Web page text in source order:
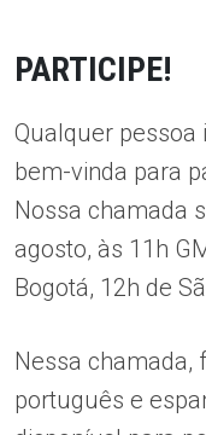
PARTICIPE!
Qualquer pessoa
bem-vinda para
Nossa chamada
agosto, às 11h
Bogotá, 12h de
Nessa chamada,
português e